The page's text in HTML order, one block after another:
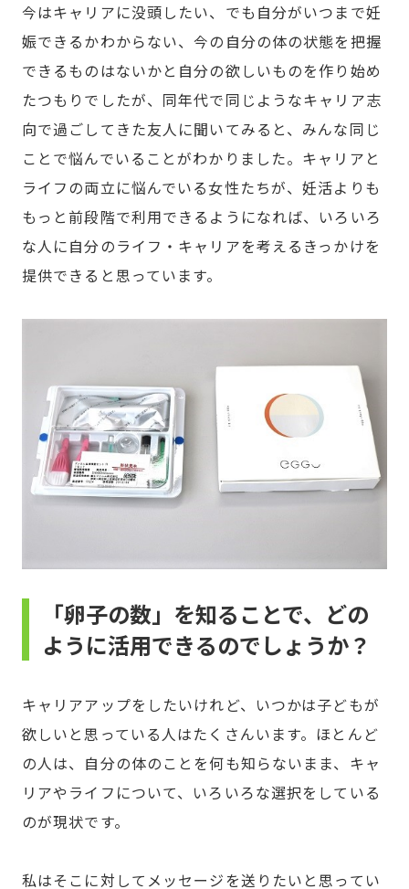
今はキャリアに没頭したい、でも自分がいつまで妊
娠できるかわからない、今の自分の体の状態を把握
できるものはないかと自分の欲しいものを作り始め
たつもりでしたが、同年代で同じようなキャリア志
向で過ごしてきた友人に聞いてみると、みんな同じ
ことで悩んでいることがわかりました。キャリアと
ライフの両立に悩んでいる女性たちが、妊活よりも
もっと前段階で利用できるようになれば、いろいろ
な人に自分のライフ・キャリアを考えるきっかけを
提供できると思っています。
「卵子の数」を知ることで、どの
ように活用できるのでしょうか？
キャリアアップをしたいけれど、いつかは子どもが
欲しいと思っている人はたくさんいます。ほとんど
の人は、自分の体のことを何も知らないまま、キャ
リアやライフについて、いろいろな選択をしている
のが現状です。
私はそこに対してメッセージを送りたいと思ってい